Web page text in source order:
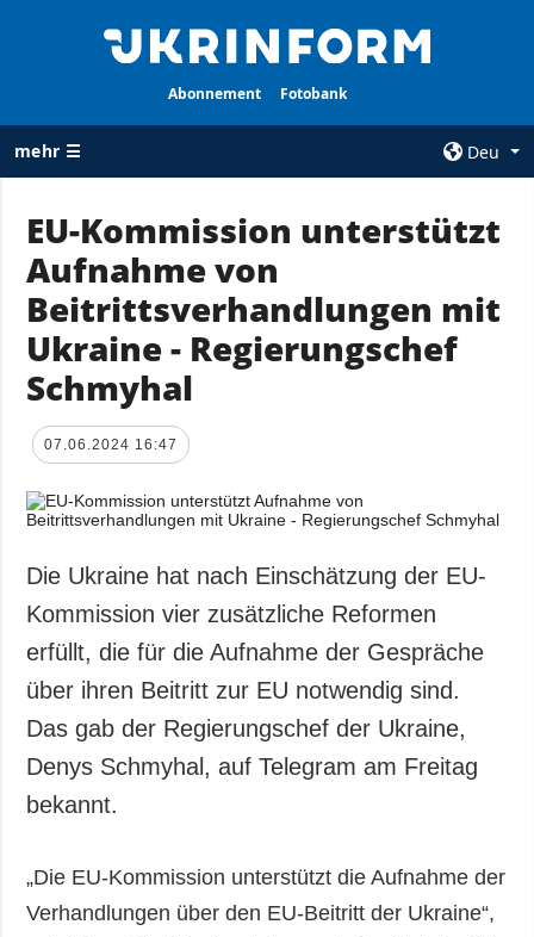
Abonnement Fotobank
mehr ☰
Deu
ALLE
RUBRIKEN
Krieg
Wiederaufbau
der Ukraine
Politik
Wirtschaft
Militär
Kultur
Sport
Kriminalität
Notstand und
Notfälle
Über uns
Kontakte
services
personenbezogener
Daten
ZUSÄTZLICH
Veröffentlichungen
Fotos
Video
LEISTUNGEN
EU-Kommission unterstützt
Aufnahme von
Beitrittsverhandlungen mit
Ukraine - Regierungschef
Schmyhal
07.06.2024 16:47
Die Ukraine hat nach Einschätzung der EU-
Kommission vier zusätzliche Reformen
erfüllt, die für die Aufnahme der Gespräche
über ihren Beitritt zur EU notwendig sind.
Das gab der Regierungschef der Ukraine,
Denys Schmyhal, auf Telegram am Freitag
bekannt.
„Die EU-Kommission unterstützt die Aufnahme der
Verhandlungen über den EU-Beitritt der Ukraine“,